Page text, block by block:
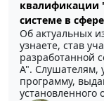
квалификации
системе в
Об актуальных
узнаете, став
разработанной
А". Слушателям,
программу,
установленного